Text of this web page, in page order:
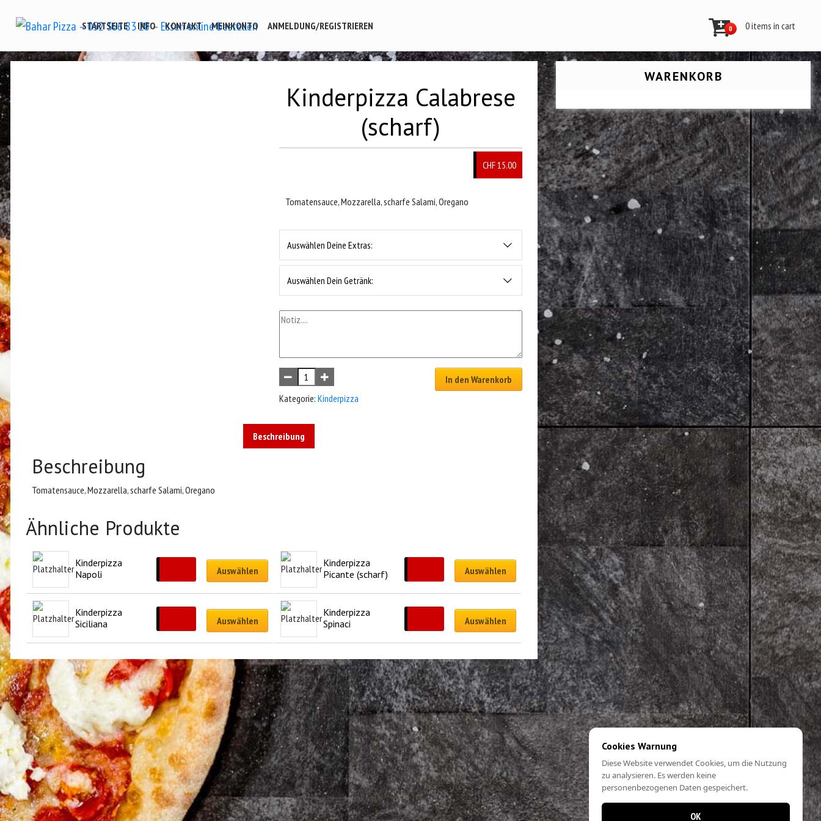
STARTSEITE INFO KONTAKT MEINKONTO ANMELDUNG/REGISTRIEREN 0 0 items in cart
Kinderpizza Calabrese
(scharf)
CHF 15.00
Tomatensauce, Mozzarella, scharfe Salami, Oregano
Auswählen Deine Extras:
Auswählen Dein Getränk:
In den Warenkorb
Kategorie: Kinderpizza
Beschreibung
Beschreibung
Tomatensauce, Mozzarella, scharfe Salami, Oregano
Ähnliche Produkte
Kinderpizza
Napoli
Auswählen
Kinderpizza
Picante (scharf)
Auswählen
Kinderpizza
Siciliana
Auswählen
Kinderpizza
Spinaci
Auswählen
WARENKORB
Cookies Warnung
Diese Website verwendet Cookies, um die Nutzung
zu analysieren. Es werden keine
personenbezogenen Daten gespeichert.
OK